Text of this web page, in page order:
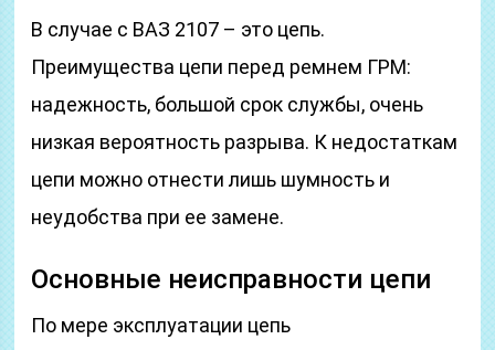
В случае с ВАЗ 2107 – это цепь.
Преимущества цепи перед ремнем ГРМ:
надежность, большой срок службы, очень
низкая вероятность разрыва. К недостаткам
цепи можно отнести лишь шумность и
неудобства при ее замене.
Основные неисправности цепи
По мере эксплуатации цепь